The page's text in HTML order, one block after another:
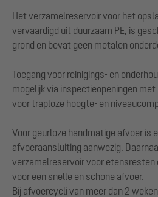
Het verzamelreservoir voor het
vervaardigd uit duurzaam PE, is
grond en bevat geen metalen
Toegang voor reinigings- en
mogelijk via inspectieopeningen
voor traploze hoogte- en
Voor geurloze handmatige afvoer is
afvoeraansluiting aanwezig.
verzamelreservoir voor etensresten
voor een snelle en schone afvoer.
Bij afvoercycli van meer dan 2